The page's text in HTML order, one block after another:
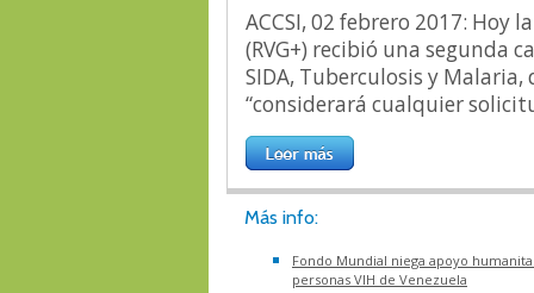
ACCSI, 02 febrero 2017: Hoy
(RVG+) recibió una segunda
SIDA, Tuberculosis y
“considerará cualquier
Más info:
Fondo Mundial niega apoyo
personas VIH de Venezuela